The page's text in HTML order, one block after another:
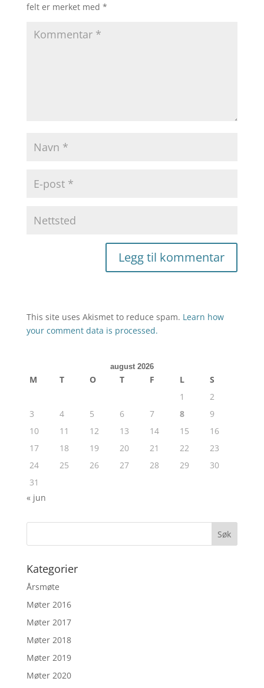
felt er merket med *
This site uses Akismet to reduce spam. Learn how
your comment data is processed.
august 2026
M T O T F L
S
1
2
3
4 5 6 7 8
9
10
11 12 13 14 15
16
17
18 19 20 21 22
23
24
25 26 27 28 29
30
31
« jun
Kategorier
Årsmøte
Møter 2016
Møter 2017
Møter 2018
Møter 2019
Møter 2020